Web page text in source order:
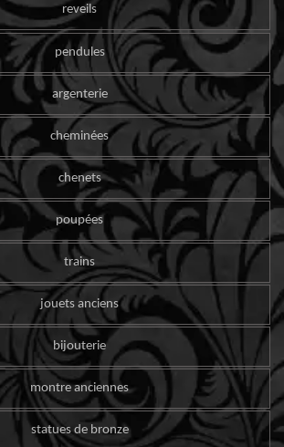
reveils
pendules
argenterie
cheminées
chenets
poupées
trains
jouets anciens
bijouterie
montre anciennes
statues de bronze